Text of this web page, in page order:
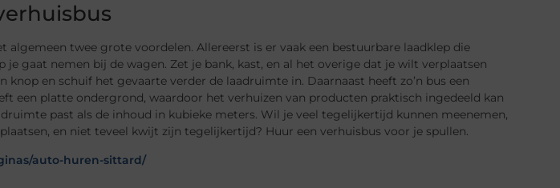
algemeen twee grote voordelen. Allereerst is er vaak een bestuurbare laadklep die
gaat nemen bij de wagen. Zet je bank, kast, en al het overige dat je wilt verplaatsen
knop en schuif het gevaarte verder de laadruimte in. Daarnaast heeft zo’n bus een
een platte ondergrond, waardoor het verhuizen van producten praktisch ingedeeld kan
past als de inhoud in kubieke meters. Wil je veel tegelijkertijd kunnen meenemen,
en niet teveel kwijt zijn tegelijkertijd? Huur een verhuisbus voor je spullen.
auto-huren-sittard/